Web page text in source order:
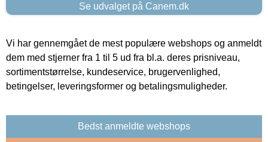
Se udvalget på Canem.dk
Vi har gennemgået de mest populære webshops og anmeldt
dem med stjerner fra 1 til 5 ud fra bl.a. deres prisniveau,
sortimentstørrelse, kundeservice, brugervenlighed,
betingelser, leveringsformer og betalingsmuligheder.
Bedst anmeldte webshops